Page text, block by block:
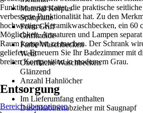
Material Korpus
Spanplatte
Form Griff
Griffmulde
Farbe Waschbecken
Weiß
Oberfläche Waschbecken
Glänzend
Anzahl Hahnlöcher
1
Im Lieferumfang enthalten
Duschkabinenabzieher mit Saugnapf
Funktion ausgestattet, die praktische
verbesserte Funktionalität hat. Zu den
hochwertiges Keramikwaschbecken, ein 60
Möglichkeit, Armaturen und Lampen
Raum komplett zu machen. Der Schrank
geliefert. Erneuern Sie Ihr Badezimmer mit
breiten Komposition in modernem Grau.
Entsorgung
Bereich überspringen